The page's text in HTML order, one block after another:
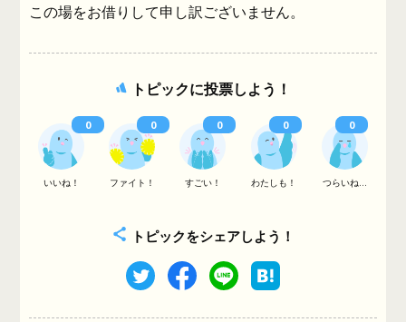
この場をお借りして申し訳ございません。
トピックに投票しよう！
いいね！ ファイト！ すごい！ わたしも！ つらいね...
0 0 0 0 0
トピックをシェアしよう！